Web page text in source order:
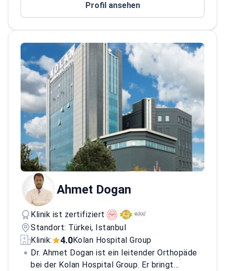
einem JCI-akkreditierten psychiatrischen
nationalen und internationalen
medizinischen Fachzeitschriften mit Peer-
Review
Bewertet angeborene
Wirbelsäulenerkrankungen, einschließlich
Spina bifida und Syringomyelie
Profil ansehen
Ahmet Dogan
Klinik ist zertifiziert
Standort: Türkei, Istanbul
Klinik:
4.0Kolan Hospital Group
Dr. Ahmet Dogan ist ein leitender Orthopäde
bei der Kolan Hospital Group. Er bringt